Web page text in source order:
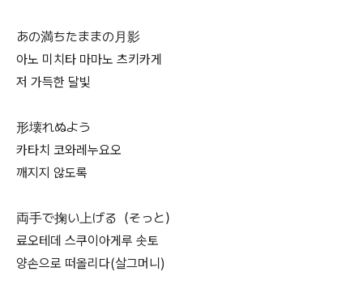
あの満ちたままの月影
아노 미치타 마마노 츠키카게
저 가득한 달빛
形壊れぬよう
카타치 코와레누요오
깨지지 않도록
両手で掬い上げる（そっと）
료오테데 스쿠이아게루 솟토
양손으로 떠올리다(살그머니)